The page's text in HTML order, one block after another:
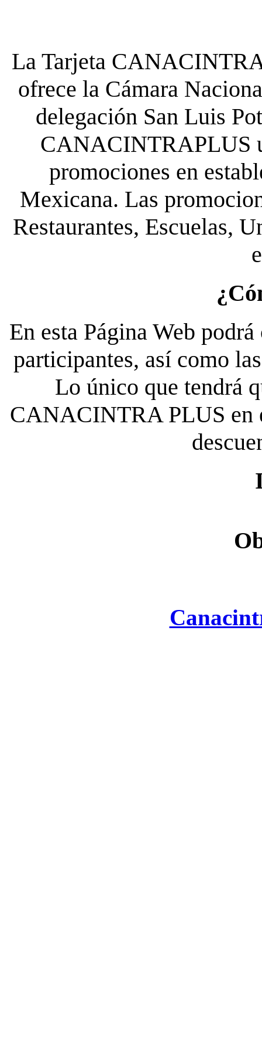
La Tarjeta
ofrece la Cámara
delegación San Luis
CANACINTRAPLUS
promociones en
Mexicana. Las
Restaurantes, Escuelas,
En esta Página Web
participantes, así como
Lo único que tendrá
CANACINTRA PLUS en